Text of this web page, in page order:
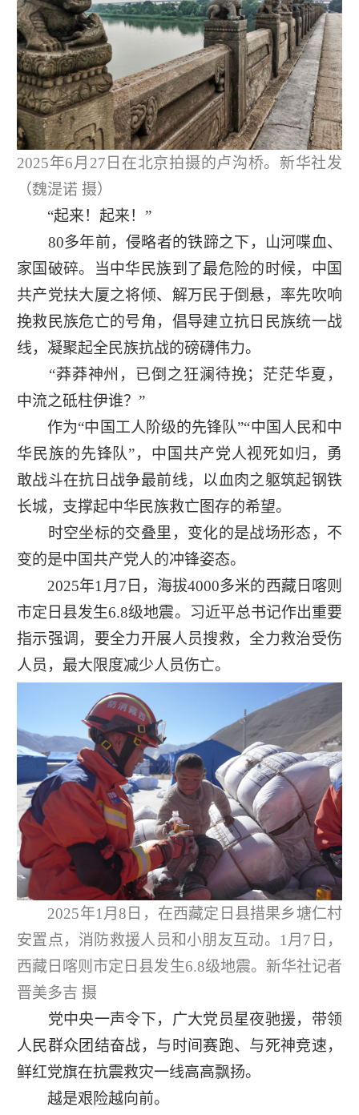
2025年6月27日在北京拍摄的卢沟桥。新华社发
（魏湜诺 摄）
“起来！起来！”
80多年前，侵略者的铁蹄之下，山河喋血、
家国破碎。当中华民族到了最危险的时候，中国
共产党扶大厦之将倾、解万民于倒悬，率先吹响
挽救民族危亡的号角，倡导建立抗日民族统一战
线，凝聚起全民族抗战的磅礴伟力。
“莽莽神州，已倒之狂澜待挽；茫茫华夏，
中流之砥柱伊谁？”
作为“中国工人阶级的先锋队”“中国人民和中
华民族的先锋队”，中国共产党人视死如归，勇
敢战斗在抗日战争最前线，以血肉之躯筑起钢铁
长城，支撑起中华民族救亡图存的希望。
时空坐标的交叠里，变化的是战场形态，不
变的是中国共产党人的冲锋姿态。
2025年1月7日，海拔4000多米的西藏日喀则
市定日县发生6.8级地震。习近平总书记作出重要
指示强调，要全力开展人员搜救，全力救治受伤
人员，最大限度减少人员伤亡。
2025年1月8日，在西藏定日县措果乡塘仁村
安置点，消防救援人员和小朋友互动。1月7日，
西藏日喀则市定日县发生6.8级地震。新华社记者
晋美多吉 摄
党中央一声令下，广大党员星夜驰援，带领
人民群众团结奋战，与时间赛跑、与死神竞速，
鲜红党旗在抗震救灾一线高高飘扬。
越是艰险越向前。